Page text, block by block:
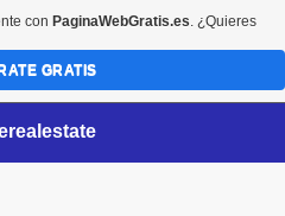
con PaginaWebGratis.es. ¿Quieres
GRATIS